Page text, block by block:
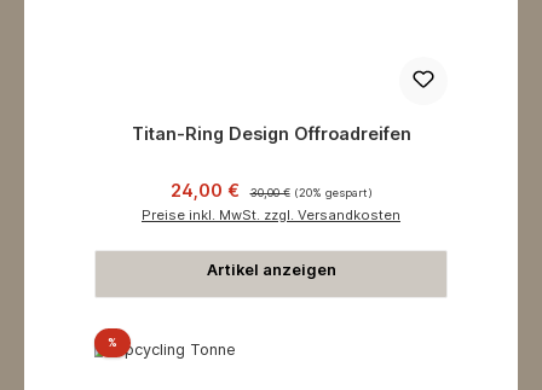
Titan-Ring Design Offroadreifen
Verkaufspreis:
24,00 € 30,00 € (20% gespart)
Preise inkl. MwSt. zzgl. Versandkosten
Artikel anzeigen
%Rabatt